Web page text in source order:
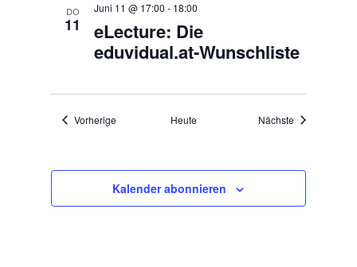
DO
11
Juni 11 @ 17:00 - 18:00
eLecture: Die
eduvidual.at-Wunschliste
Vorherige Veranstaltungen
Heute Nächste
Kalender abonnieren